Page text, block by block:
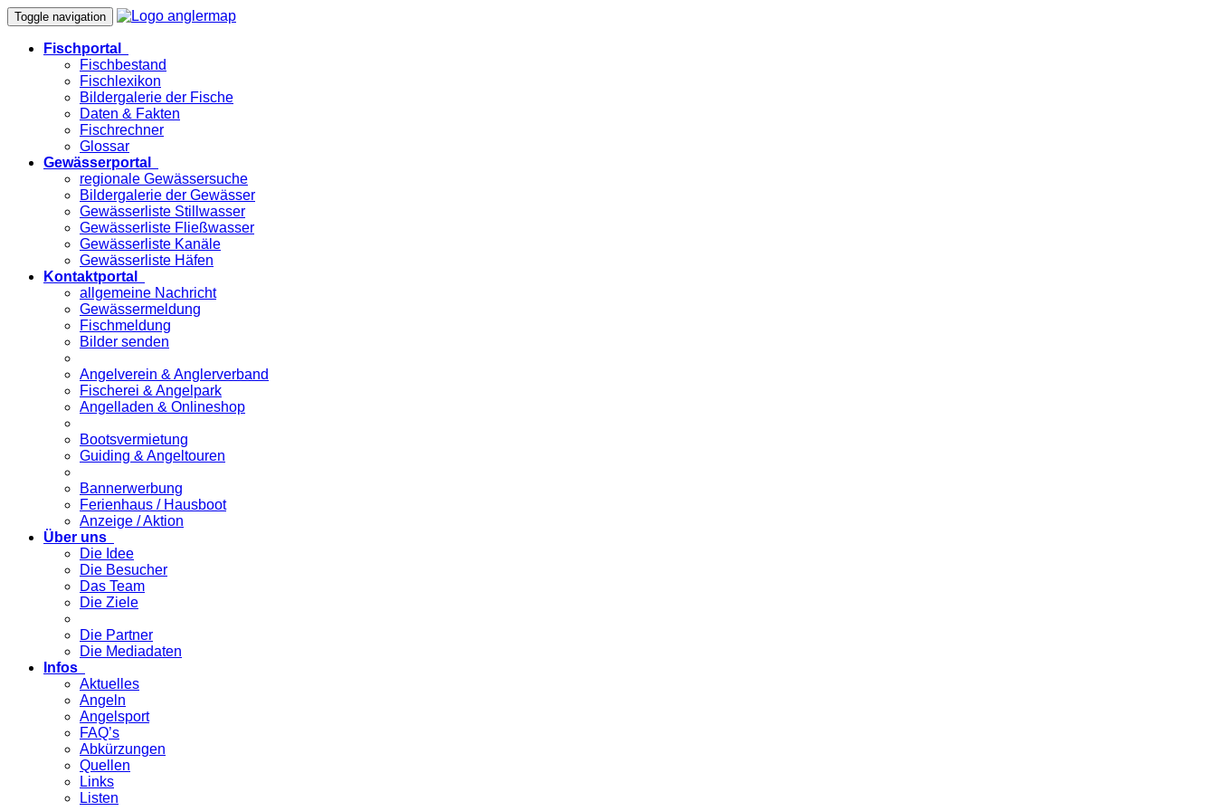
Toggle navigation
Fischportal
Fischbestand
Fischlexikon
Bildergalerie der Fische
Daten & Fakten
Fischrechner
Glossar
Gewässerportal
regionale Gewässersuche
Bildergalerie der Gewässer
Gewässerliste Stillwasser
Gewässerliste Fließwasser
Gewässerliste Kanäle
Gewässerliste Häfen
Kontaktportal
allgemeine Nachricht
Gewässermeldung
Fischmeldung
Bilder senden
Angelverein & Anglerverband
Fischerei & Angelpark
Angelladen & Onlineshop
Bootsvermietung
Guiding & Angeltouren
Bannerwerbung
Ferienhaus / Hausboot
Anzeige / Aktion
Über uns
Die Idee
Die Besucher
Das Team
Die Ziele
Die Partner
Die Mediadaten
Infos
Aktuelles
Angeln
Angelsport
FAQ’s
Abkürzungen
Quellen
Links
Listen